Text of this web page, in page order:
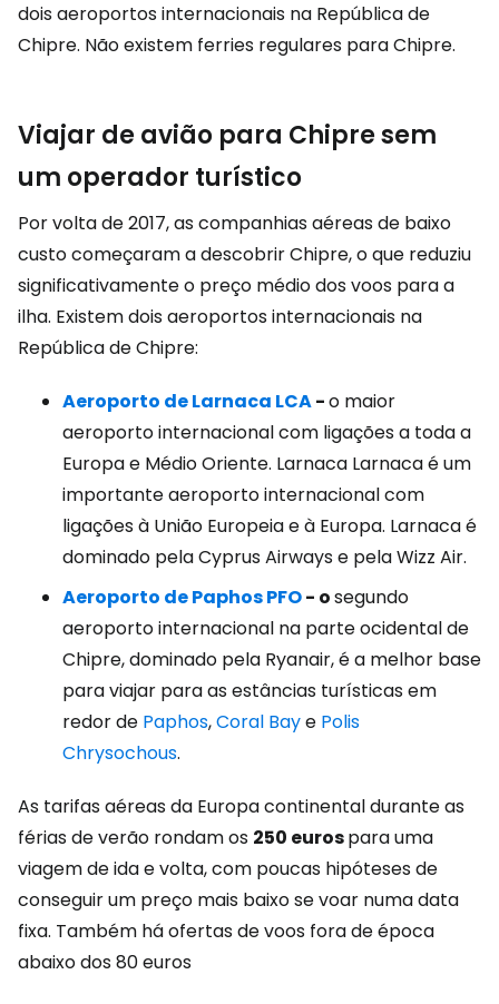
dois aeroportos internacionais na República de
Chipre. Não existem ferries regulares para Chipre.
Viajar de avião para Chipre sem
um operador turístico
Por volta de 2017, as companhias aéreas de baixo
custo começaram a descobrir Chipre, o que reduziu
significativamente o preço médio dos voos para a
ilha. Existem dois aeroportos internacionais na
República de Chipre:
Aeroporto de Larnaca LCA-o maior
aeroporto internacional com ligações a toda a
Europa e Médio Oriente. Larnaca Larnaca é um
importante aeroporto internacional com
ligações à União Europeia e à Europa. Larnaca é
dominado pela Cyprus Airways e pela Wizz Air.
Aeroporto de Paphos PFO- osegundo
aeroporto internacional na parte ocidental de
Chipre, dominado pela Ryanair, é a melhor base
para viajar para as estâncias turísticas em
redor de Paphos,Coral Baye Polis
Chrysochous.
As tarifas aéreas da Europa continental durante as
férias de verão rondam os 250 eurospara uma
viagem de ida e volta, com poucas hipóteses de
conseguir um preço mais baixo se voar numa data
fixa. Também há ofertas de voos fora de época
abaixo dos 80 euros